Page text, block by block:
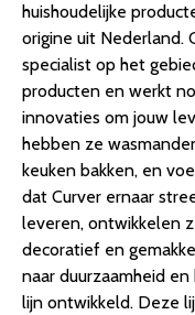
huishoudelijke
origine uit Nederland.
specialist op het
producten en werkt
innovaties om jouw
hebben ze
keuken bakken, en
dat Curver ernaar
leveren, ontwikkelen
decoratief en
naar duurzaamheid
lijn ontwikkeld. Deze